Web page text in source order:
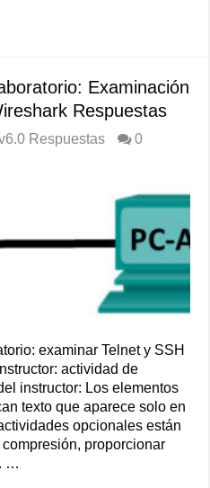
Examinación
Respuestas
Respuestas 0
examinar Telnet y SSH
actividad de
instructor: Los elementos
texto que aparece solo en
opcionales están
proporcionar
…